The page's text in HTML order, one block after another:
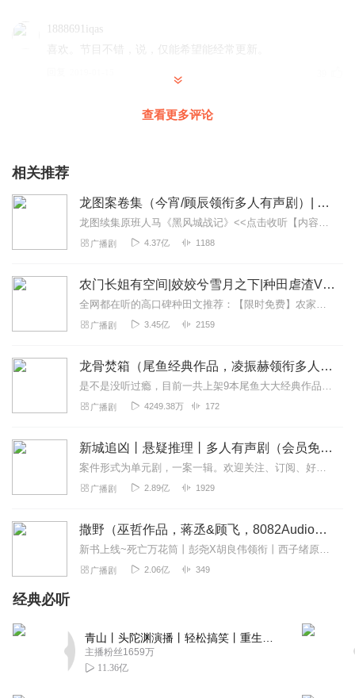
1888691iqas
喜欢。节目不错，说，仅能希望能经常更新。
清净_s9
播音的声音，真的很好听。就是希望每一天多播几集。这样
每天一集，甚至好几天一集，听得太不过瘾了。我想这也是
我们每天听小说，所有人的心声吧。
更新好慢啊！求主播大大更新
睡觉睡觉我想睡觉
前期是有点小虐，因为教主太狠了，杀杀杀人不眨眼。教主
整。 和尚实力不如教主，无奈教主中了可以生娃的度，并且
一举得娃。 在乡村的生活真的太甜了，也是在哪里生了孩
子，确定了彼此心意。 后面虽然被坏蛋站了先机，还好被老
的BOSS之一，我到很后面才发现，大家可以先猜猜啦。真是
家有俩萌宝儿_tx
2019-03-09
查看更多评论
相关推荐
龙图案卷集（今宵/顾辰领衔多人有声剧）| 探案
龙图续集原班人马《黑风城战记》<<点击收听【内容简介】《龙图案卷集》是由耳雅根据古典名著《三侠五义》（又叫七五）改编所写的网络小说，主要讲述的是鼠（白玉堂）...
广播剧 4.37亿 1188
农门长姐有空间|姣姣兮雪月之下|种田虐渣VIP免费
全网都在听的高口碑种田文推荐：【限时免费】农家小福女|姣姣兮郁雨竹|全网最快寒门大俗人|姣姣兮杜骁|萌宝女强古言爽文魏晋干饭人未删减全网最快|农家小福...
广播剧 3.45亿 2159
龙骨焚箱（尾鱼经典作品，凌振赫领衔多人有声剧）
是不是没听过瘾，目前一共上架9本尾鱼大大经典作品有声书啦~~听单合集已经准备好，赶紧收听：尾鱼有声书作品合集感受更多尾鱼作品的魅力！内容简介神话、传说、身世、解...
广播剧 4249.38万 172
新城追凶丨悬疑推理丨多人有声剧（会员免费）
案件形式为单元剧，一案一辑。欢迎关注、订阅、好评！“新闻里播不得的，咱们小说里见！”一座充满活力的新兴沿海城市，看似平常的生活中，却发生了种种离奇的罪犯案件，”...
广播剧 2.89亿 1929
撒野（巫哲作品，蒋丞&顾飞，8082Audio制作）| 左肩有你原著
新书上线~死亡万花筒丨彭尧X胡良伟领衔丨西子绪原著丨灵异/悬疑/无限流多人有声剧点击跳转收听哦~喜提破亿！#撒野印象大调查#活动上线！>戳此参与<福利四：播...
广播剧 2.06亿 349
经典必听
主播粉丝1659万
11.36亿